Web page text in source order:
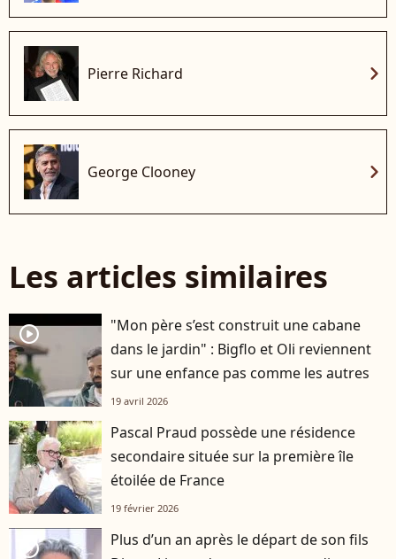
Pierre Richard chevron_right
George Clooney chevron_right
Les articles similaires
player2
"Mon père s’est construit une cabane
dans le jardin" : Bigflo et Oli reviennent
sur une enfance pas comme les autres
19 avril 2026
Pascal Praud possède une résidence
secondaire située sur la première île
étoilée de France
19 février 2026
player2
Plus d’un an après le départ de son fils